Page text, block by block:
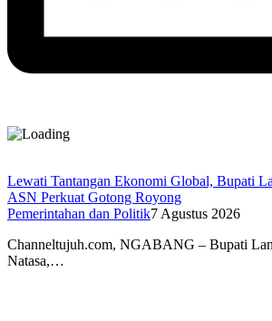
Lewati Tantangan Ekonomi Global, Bupati
ASN Perkuat Gotong Royong
Pemerintahan dan Politik7 Agustus 2026
Channeltujuh.com, NGABANG – Bupati
Natasa,…